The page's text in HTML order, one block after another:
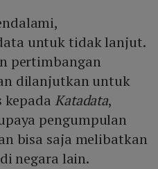
untuk tidak lanjut.
pertimbangan
dilanjutkan untuk
kepada Katadata,
pengumpulan
bisa saja melibatkan
negara lain.